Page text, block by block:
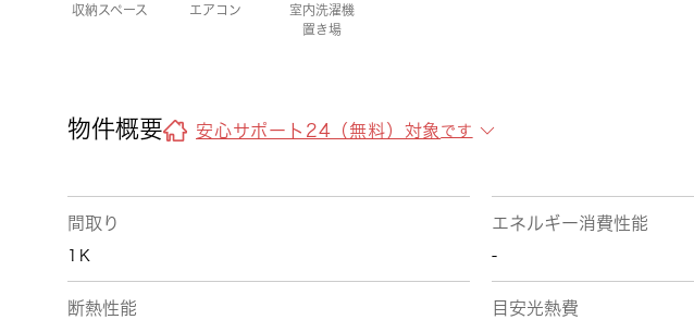
収納スペース エアコン
室内洗濯機
置き場
物件概要 安心サポート24（無料）対象 です
間取り
1Ｋ
エネルギー消費性能
-
断熱性能 目安光熱費